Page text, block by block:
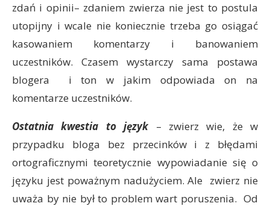
zdań i opinii– zdaniem zwierza nie jest to postula
utopijny i wcale nie koniecznie trzeba go osiągać
kasowaniem komentarzy i banowaniem
uczestników. Czasem wystarczy sama postawa
blogera i ton w jakim odpowiada on na
komentarze uczestników.
Ostatnia kwestia to język
– zwierz wie, że w
przypadku bloga bez przecinków i z błędami
ortograficznymi teoretycznie wypowiadanie się o
języku jest poważnym nadużyciem. Ale zwierz nie
uważa by nie był to problem wart poruszenia. Od